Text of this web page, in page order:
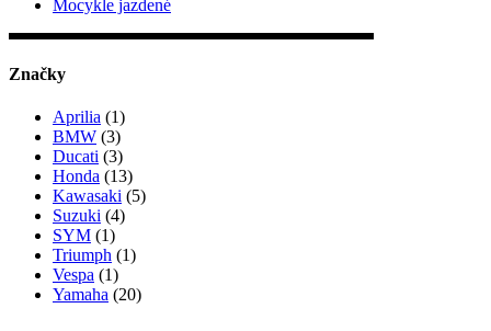
Mocykle jazdené
Značky
Aprilia (1)
BMW (3)
Ducati (3)
Honda (13)
Kawasaki (5)
Suzuki (4)
SYM (1)
Triumph (1)
Vespa (1)
Yamaha (20)